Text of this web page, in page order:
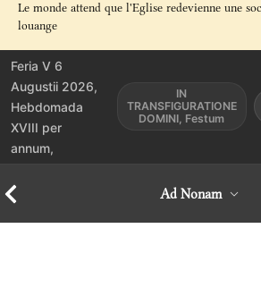
Le monde attend que l'Eglise redevienne une
louange
Feria V 6
Augustii 2026,
Hebdomada
XVIII per
annum,
IN
TRANSFIGURATIONE
DOMINI, Festum
Ad Nonam